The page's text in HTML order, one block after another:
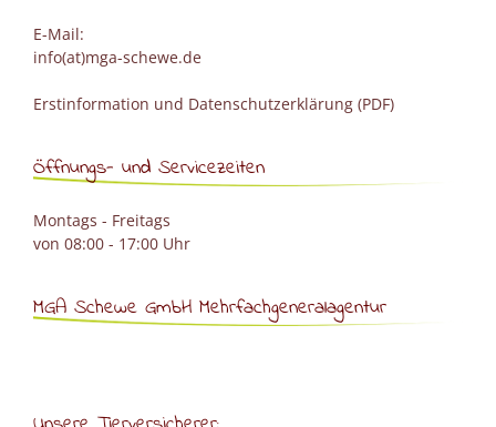
E-Mail:
info(at)mga-schewe.de
Erstinformation und Datenschutzerklärung (PDF)
Öffnungs- und Servicezeiten
Montags - Freitags
von 08:00 - 17:00 Uhr
MGA Schewe GmbH Mehrfachgeneralagentur